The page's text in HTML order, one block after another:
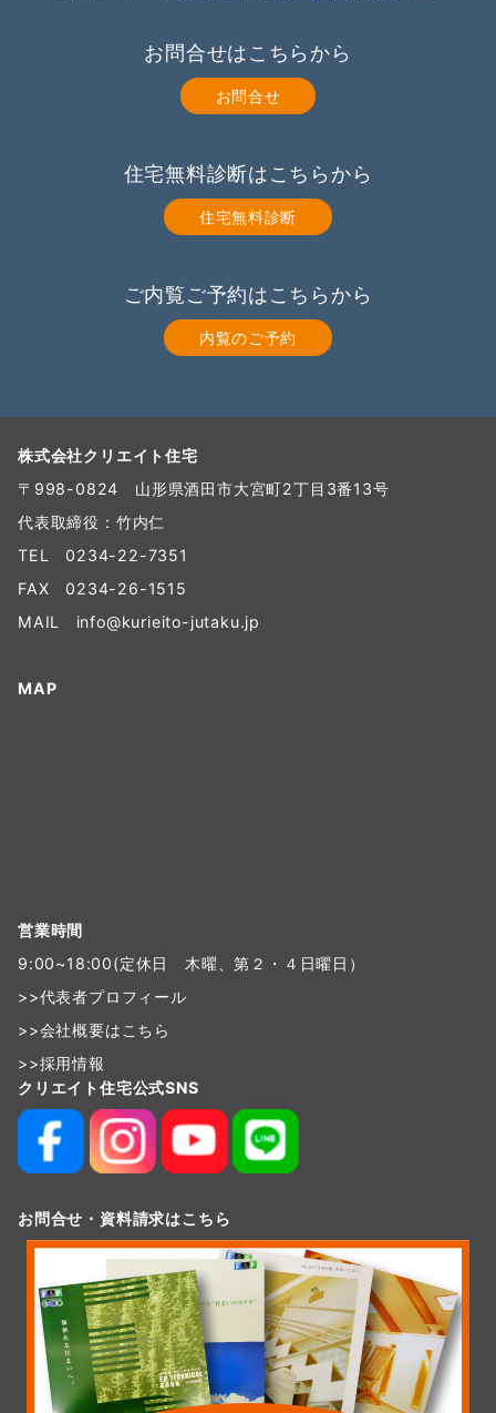
お問合せはこちらから
お問合せ
住宅無料診断はこちらから
住宅無料診断
ご内覧ご予約はこちらから
内覧のご予約
株式会社クリエイト住宅
〒998-0824 山形県酒田市大宮町2丁目3番13号
代表取締役：竹内仁
TEL 0234-22-7351
FAX 0234-26-1515
MAIL info@kurieito-jutaku.jp
MAP
営業時間
9:00~18:00(定休日 木曜、第２・４日曜日）
>>代表者プロフィール
>>会社概要はこちら
>>採用情報
クリエイト住宅公式SNS
お問合せ・資料請求はこちら